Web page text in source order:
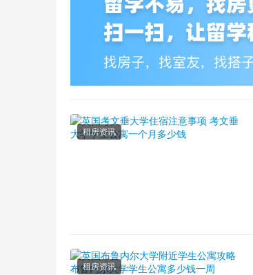
租房资讯
租房资讯